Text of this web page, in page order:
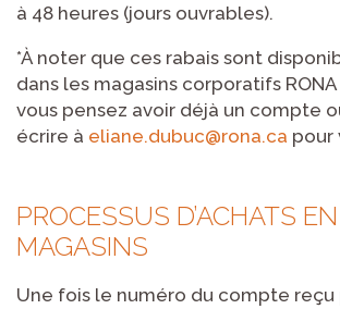
à 48 heures (jours ouvrables).
*À noter que ces rabais sont
dans les magasins corporatifs RONA
vous pensez avoir déjà un compte
écrire à eliane.dubuc@rona.ca pour
PROCESSUS D’ACHATS EN
MAGASINS
Une fois le numéro du compte